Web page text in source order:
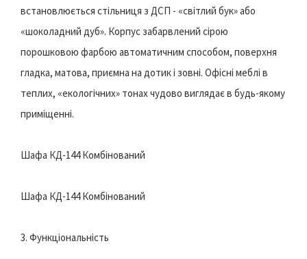
встановлюється стільниця з ДСП - «світлий бук» або
«шоколадний дуб». Корпус забарвлений сірою
порошковою фарбою автоматичним способом, поверхня
гладка, матова, приємна на дотик і зовні. Офісні меблі в
теплих, «екологічних» тонах чудово виглядає в будь-якому
приміщенні.
Шафа КД-144 Комбінований
Шафа КД-144 Комбінований
3. Функціональність